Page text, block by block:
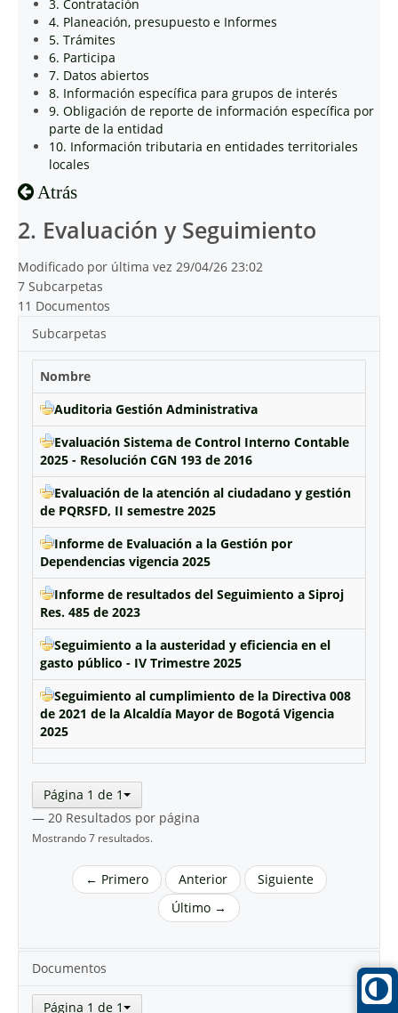
3. Contratación
4. Planeación, presupuesto e Informes
5. Trámites
6. Participa
7. Datos abiertos
8. Información específica para grupos de interés
9. Obligación de reporte de información específica por
parte de la entidad
10. Información tributaria en entidades territoriales
locales
Atrás
2. Evaluación y Seguimiento
Modificado por última vez 29/04/26 23:02
7 Subcarpetas
11 Documentos
Subcarpetas
Nombre
Auditoria Gestión Administrativa
Evaluación Sistema de Control Interno Contable
2025 - Resolución CGN 193 de 2016
Evaluación de la atención al ciudadano y gestión
de PQRSFD, II semestre 2025
Informe de Evaluación a la Gestión por
Dependencias vigencia 2025
Informe de resultados del Seguimiento a Siproj
Res. 485 de 2023
Seguimiento a la austeridad y eficiencia en el
gasto público - IV Trimestre 2025
Seguimiento al cumplimiento de la Directiva 008
de 2021 de la Alcaldía Mayor de Bogotá Vigencia
2025
Página 1 de 1
— 20 Resultados por página
Mostrando 7 resultados.
← Primero Anterior
Siguiente
Último →
Documentos
Página 1 de 1